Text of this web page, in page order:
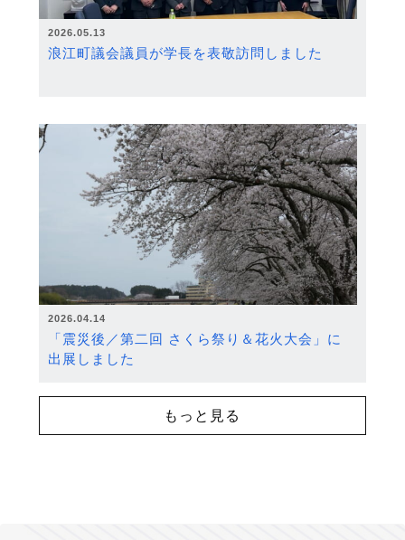
2026.05.13
浪江町議会議員が学長を表敬訪問しました
2026.04.14
「震災後／第二回 さくら祭り＆花火大会」に
出展しました
もっと見る